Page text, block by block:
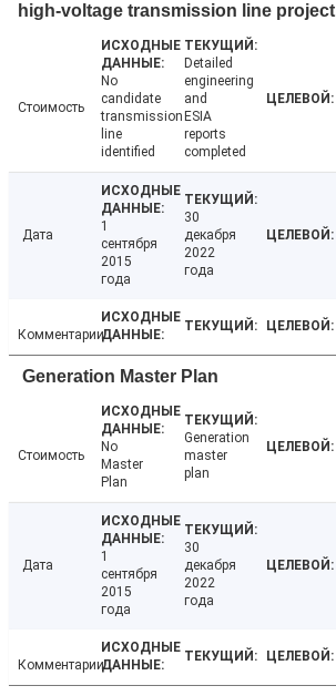
high-voltage transmission line project
Стоимость
No
candidate
transmission
line
identified
Detailed
engineering
and
ESIA
reports
completed
Дата
1
сентября
2015
года
30
декабря
2022
года
Комментарии
Generation Master Plan
Стоимость
No
Master
Plan
Generation
master
plan
Дата
1
сентября
2015
года
30
декабря
2022
года
Комментарии